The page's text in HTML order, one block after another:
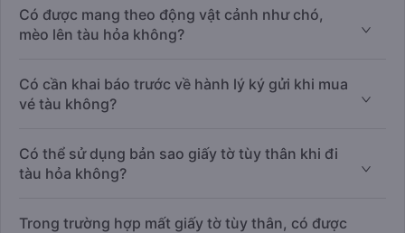
Có được mang theo động vật cảnh như chó,
mèo lên tàu hỏa không?
Có cần khai báo trước về hành lý ký gửi khi mua
vé tàu không?
Có thể sử dụng bản sao giấy tờ tùy thân khi đi
tàu hỏa không?
Trong trường hợp mất giấy tờ tùy thân, có được